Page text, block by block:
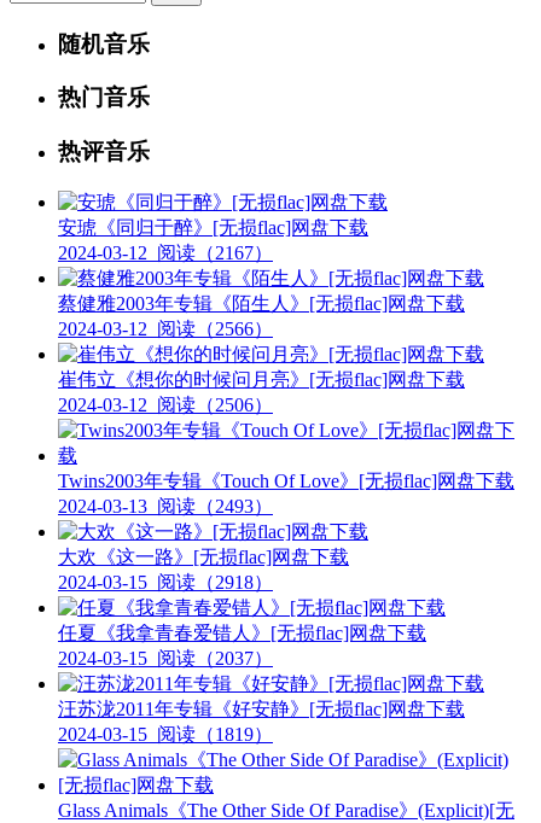
随机音乐
热门音乐
热评音乐
安琥《同归于醉》[无损flac]网盘下载
2024-03-12 阅读（2167）
蔡健雅2003年专辑《陌生人》[无损flac]网盘下载
2024-03-12 阅读（2566）
崔伟立《想你的时候问月亮》[无损flac]网盘下载
2024-03-12 阅读（2506）
Twins2003年专辑《Touch Of Love》[无损flac]网盘下载
2024-03-13 阅读（2493）
大欢《这一路》[无损flac]网盘下载
2024-03-15 阅读（2918）
任夏《我拿青春爱错人》[无损flac]网盘下载
2024-03-15 阅读（2037）
汪苏泷2011年专辑《好安静》[无损flac]网盘下载
2024-03-15 阅读（1819）
Glass Animals《The Other Side Of Paradise》(Explicit)[无